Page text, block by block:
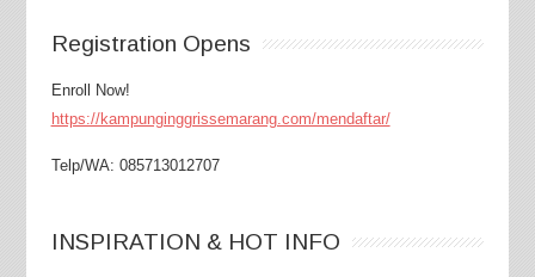
Registration Opens
Enroll Now!
https://kampunginggrissemarang.com/mendaftar/
Telp/WA: 085713012707
INSPIRATION & HOT INFO